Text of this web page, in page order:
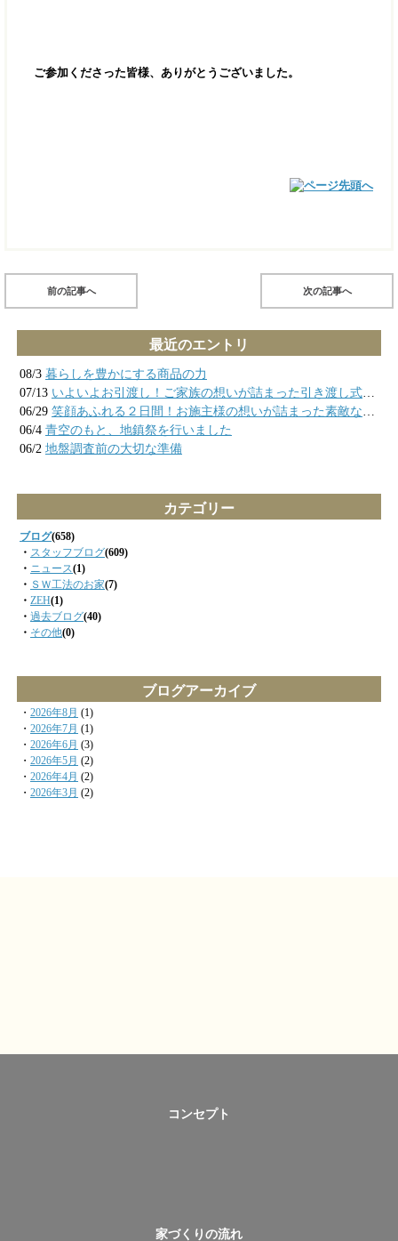
ご参加くださった皆様、ありがとうございました。
前の記事へ 次の記事へ
最近のエントリ
08/3 暮らしを豊かにする商品の力
07/13 いよいよお引渡し！ご家族の想いが詰まった引き渡し式の様子
06/29 笑顔あふれる２日間！お施主様の想いが詰まった素敵なお家が完成しました
06/4 青空のもと、地鎮祭を行いました
06/2 地盤調査前の大切な準備
カテゴリー
ブログ(658)
・ スタッフブログ(609)
・ ニュース(1)
・ ＳＷ工法のお家(7)
・ ZEH(1)
・ 過去ブログ(40)
・ その他(0)
ブログアーカイブ
・ 2026年8月 (1)
・ 2026年7月 (1)
・ 2026年6月 (3)
・ 2026年5月 (2)
・ 2026年4月 (2)
・ 2026年3月 (2)
コンセプト
家づくりの流れ